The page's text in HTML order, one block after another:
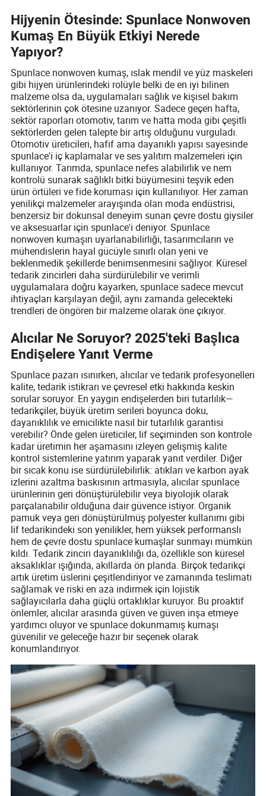
Hijyenin Ötesinde: Spunlace Nonwoven
Kumaş En Büyük Etkiyi Nerede
Yapıyor?
Spunlace nonwoven kumaş, ıslak mendil ve yüz maskeleri
gibi hijyen ürünlerindeki rolüyle belki de en iyi bilinen
malzeme olsa da, uygulamaları sağlık ve kişisel bakım
sektörlerinin çok ötesine uzanıyor. Sadece geçen hafta,
sektör raporları otomotiv, tarım ve hatta moda gibi çeşitli
sektörlerden gelen talepte bir artış olduğunu vurguladı.
Otomotiv üreticileri, hafif ama dayanıklı yapısı sayesinde
spunlace'i iç kaplamalar ve ses yalıtım malzemeleri için
kullanıyor. Tarımda, spunlace nefes alabilirlik ve nem
kontrolü sunarak sağlıklı bitki büyümesini teşvik eden
ürün örtüleri ve fide koruması için kullanılıyor. Her zaman
yenilikçi malzemeler arayışında olan moda endüstrisi,
benzersiz bir dokunsal deneyim sunan çevre dostu giysiler
ve aksesuarlar için spunlace'i deniyor. Spunlace
nonwoven kumaşın uyarlanabilirliği, tasarımcıların ve
mühendislerin hayal gücüyle sınırlı olan yeni ve
beklenmedik şekillerde benimsenmesini sağlıyor. Küresel
tedarik zincirleri daha sürdürülebilir ve verimli
uygulamalara doğru kayarken, spunlace sadece mevcut
ihtiyaçları karşılayan değil, aynı zamanda gelecekteki
trendleri de öngören bir malzeme olarak öne çıkıyor.
Alıcılar Ne Soruyor? 2025'teki Başlıca
Endişelere Yanıt Verme
Spunlace pazarı ısınırken, alıcılar ve tedarik profesyonelleri
kalite, tedarik istikrarı ve çevresel etki hakkında keskin
sorular soruyor. En yaygın endişelerden biri tutarlılık—
tedarikçiler, büyük üretim serileri boyunca doku,
dayanıklılık ve emicilikte nasıl bir tutarlılık garantisi
verebilir? Önde gelen üreticiler, lif seçiminden son kontrole
kadar üretimin her aşamasını izleyen gelişmiş kalite
kontrol sistemlerine yatırım yaparak yanıt verdiler. Diğer
bir sıcak konu ise sürdürülebilirlik: atıkları ve karbon ayak
izlerini azaltma baskısının artmasıyla, alıcılar spunlace
ürünlerinin geri dönüştürülebilir veya biyolojik olarak
parçalanabilir olduğuna dair güvence istiyor. Organik
pamuk veya geri dönüştürülmüş polyester kullanımı gibi
lif tedarikindeki son yenilikler, hem yüksek performanslı
hem de çevre dostu spunlace kumaşlar sunmayı mümkün
kıldı. Tedarik zinciri dayanıklılığı da, özellikle son küresel
aksaklıklar ışığında, akıllarda ön planda. Birçok tedarikçi
artık üretim üslerini çeşitlendiriyor ve zamanında teslimatı
sağlamak ve riski en aza indirmek için lojistik
sağlayıcılarla daha güçlü ortaklıklar kuruyor. Bu proaktif
önlemler, alıcılar arasında güven ve güven inşa etmeye
yardımcı oluyor ve spunlace dokunmamış kumaşı
güvenilir ve geleceğe hazır bir seçenek olarak
konumlandırıyor.